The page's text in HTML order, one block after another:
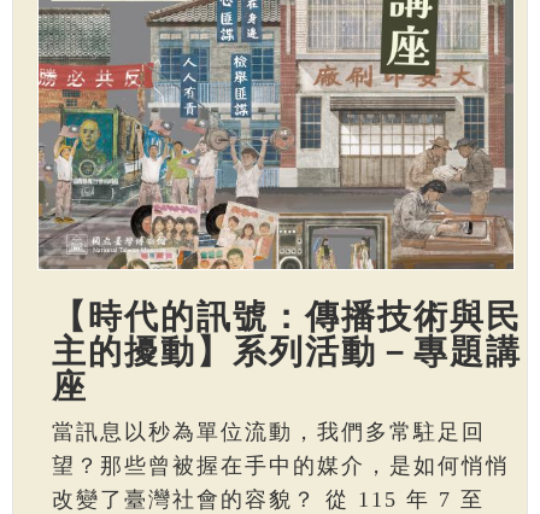
【時代的訊號：傳播技術與民
主的擾動】系列活動－專題講
座
當訊息以秒為單位流動，我們多常駐足回
望？那些曾被握在手中的媒介，是如何悄悄
改變了臺灣社會的容貌？ 從 115 年 7 至